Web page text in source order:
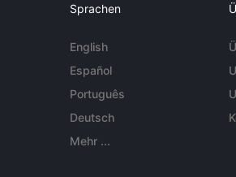
Sprachen
English
Español
Português
Deutsch
Mehr ...